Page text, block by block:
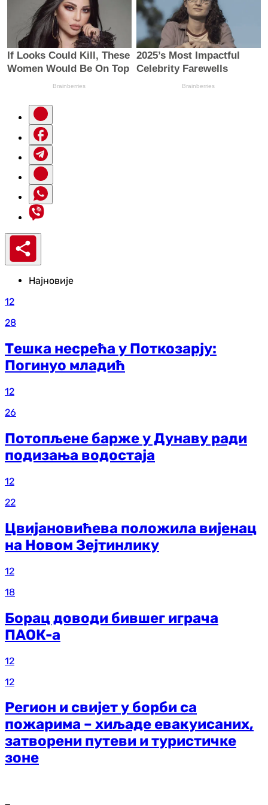
Најновије
12
28
Тешка несрећа у Поткозарју:
Погинуо младић
12
26
Потопљене барже у Дунаву ради
подизања водостаја
12
22
Цвијановићева положила вијенац
на Новом Зејтинлику
12
18
Борац доводи бившег играча
ПАОК-а
12
12
Регион и свијет у борби са
пожарима – хиљаде евакуисаних,
затворени путеви и туристичке
зоне